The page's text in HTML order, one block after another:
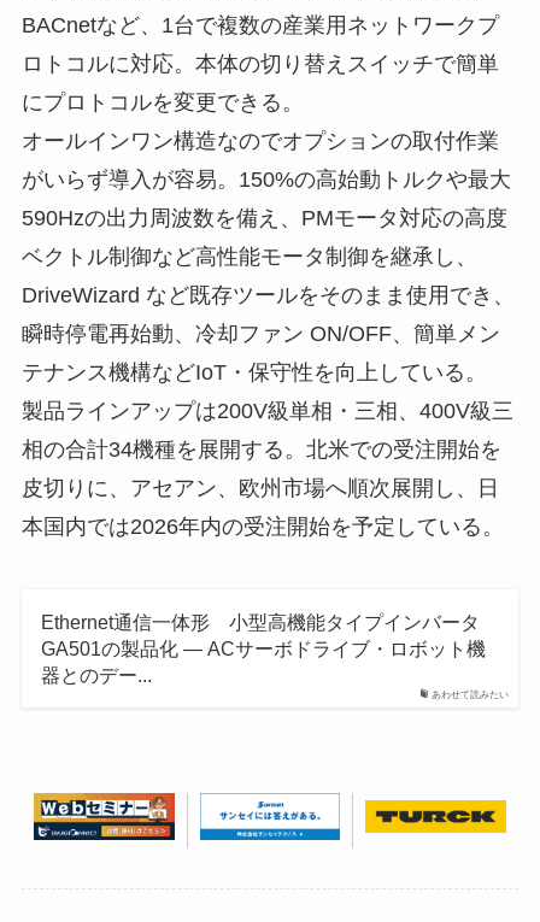
BACnetなど、1台で複数の産業用ネットワークプ
ロトコルに対応。本体の切り替えスイッチで簡単
にプロトコルを変更できる。
オールインワン構造なのでオプションの取付作業
がいらず導入が容易。150%の高始動トルクや最大
590Hzの出力周波数を備え、PMモータ対応の高度
ベクトル制御など高性能モータ制御を継承し、
DriveWizard など既存ツールをそのまま使用でき、
瞬時停電再始動、冷却ファン ON/OFF、簡単メン
テナンス機構などIoT・保守性を向上している。
製品ラインアップは200V級単相・三相、400V級三
相の合計34機種を展開する。北米での受注開始を
皮切りに、アセアン、欧州市場へ順次展開し、日
本国内では2026年内の受注開始を予定している。
あわせて読みたい
Ethernet通信一体形 小型高機能タイプインバータ
GA501の製品化 ― ACサーボドライブ・ロボット機
器とのデー...